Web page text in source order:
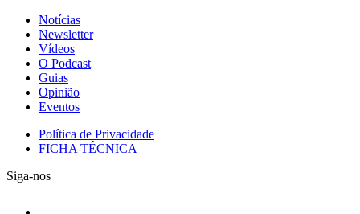
Notícias
Newsletter
Vídeos
O Podcast
Guias
Opinião
Eventos
Política de Privacidade
FICHA TÉCNICA
Siga-nos